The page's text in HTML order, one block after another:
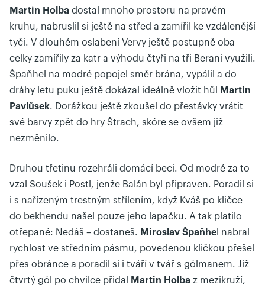
Martin Holba dostal mnoho prostoru na pravém
kruhu, nabruslil si ještě na střed a zamířil ke vzdálenější
tyči. V dlouhém oslabení Vervy ještě postupně oba
celky zamířily za katr a výhodu čtyři na tři Berani využili.
Špaňhel na modré popojel směr brána, vypálil a do
dráhy letu puku ještě dokázal ideálně vložit hůl
Martin
Pavlůsek. Dorážkou ještě zkoušel do přestávky vrátit
své barvy zpět do hry Štrach, skóre se ovšem již
nezměnilo.
Druhou třetinu rozehráli domácí beci. Od modré za to
vzal Soušek i Postl, jenže Balán byl připraven. Poradil si
i s nařízeným trestným střílením, když Kváš po kličce
do bekhendu našel pouze jeho lapačku. A tak platilo
otřepané: Nedáš – dostaneš. Miroslav Špaňhe l nabral
rychlost ve středním pásmu, povedenou kličkou přešel
přes obránce a poradil si i tváří v tvář s gólmanem. Již
čtvrtý gól po chvilce přidal
Martin Holba z mezikruží,